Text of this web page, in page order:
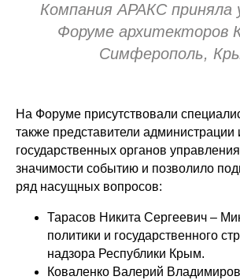
Компания АРАКС приняла
Форуме архитекторов
Симферополь,
На Форуме присутствовали
также представители администрации
государственных органов
значимости событию и позволило
ряд насущных вопросов:
Тарасов Никита Сергеевич –
политики и государственного
надзора Республики Крым.
Коваленко Валерий